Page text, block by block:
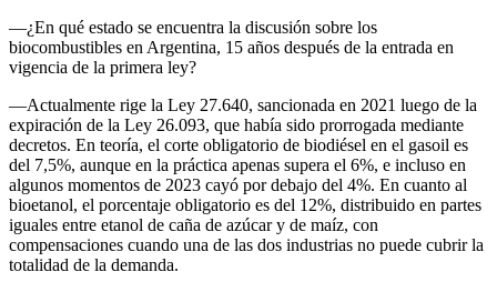
—¿En qué estado se encuentra la discusión sobre los
biocombustibles en Argentina, 15 años después de la entrada en
vigencia de la primera ley?
—Actualmente rige la Ley 27.640, sancionada en 2021 luego de la
expiración de la Ley 26.093, que había sido prorrogada mediante
decretos. En teoría, el corte obligatorio de biodiésel en el gasoil es
del 7,5%, aunque en la práctica apenas supera el 6%, e incluso en
algunos momentos de 2023 cayó por debajo del 4%. En cuanto al
bioetanol, el porcentaje obligatorio es del 12%, distribuido en partes
iguales entre etanol de caña de azúcar y de maíz, con
compensaciones cuando una de las dos industrias no puede cubrir la
totalidad de la demanda.